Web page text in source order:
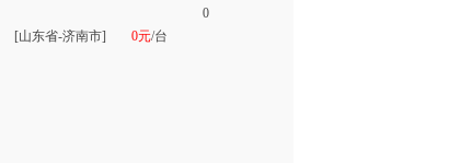
[山东省-济南市] 0元/台
0